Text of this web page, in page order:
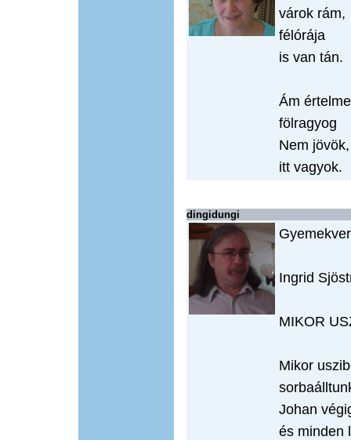
várok rám,
félórája
is van tán.
Ám
fölragyog
Nem
itt vagyok.
dingidungi
Ingrid
MIKOR
Mikor
Johan
és minden